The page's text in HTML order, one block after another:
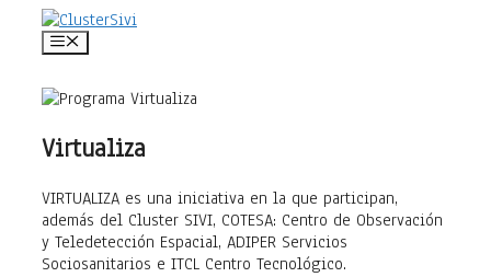
Saltar
Menú
Virtualiza
VIRTUALIZA es una iniciativa en la que participan,
además del Cluster SIVI, COTESA: Centro de Observación
y Teledetección Espacial, ADIPER Servicios
Sociosanitarios e ITCL Centro Tecnológico.